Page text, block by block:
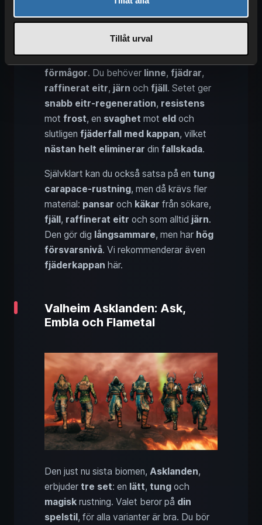
Tillåt urval
rustning, eftersomEitr-setet
på attförbättradinamagiska
förmågor. Du behöver linne, fjädrar,
raffinerat eitr, järn och fjäll. Setet ger
snabb eitr-regeneration, resistens
mot frost, en svaghet mot eld och
slutligen fjäderfall med kappan, vilket
nästan helt eliminerar din fallskada.
Självklart kan du också satsa på en tung
carapace-rustning, men då krävs fler
material: pansar och käkar från sökare,
fjäll, raffinerat eitr och som alltid järn.
Den gör dig långsammare, men har hög
försvarsnivå. Vi rekommenderar även
fjäderkappan här.
Valheim Asklanden: Ask,
Embla och Flametal
Den just nu sista biomen, Asklanden,
erbjuder tre set: en lätt, tung och
magisk rustning. Valet beror på din
spelstil , för alla varianter är bra. Du bör